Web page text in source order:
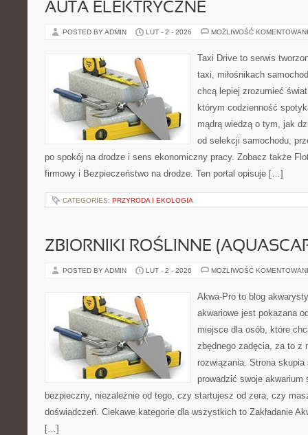
AUTA ELEKTRYCZNE
POSTED BY ADMIN LUT - 2 - 2026 MOŻLIWOŚĆ
Taxi Drive to serwis
taxi, miłośnikach
chcą lepiej zrozumieć
którym codzienność
mądrą wiedzą o tym, jak
od selekcji samochodu,
po spokój na drodze i sens ekonomiczny pracy. Zobacz także
firmowy i Bezpieczeństwo na drodze. Ten portal opisuje […]
CATEGORIES: PRZYRODA I EKOLOGIA
ZBIORNIKI ROŚLINNE
POSTED BY ADMIN LUT - 2 - 2026 MOŻLIWOŚĆ
Akwa-Pro to blog
akwariowe jest pokazana
miejsce dla osób, które
zbędnego zadęcia, za to z
rozwiązania. Strona
prowadzić swoje akwarium
bezpieczny, niezależnie od tego, czy startujesz od zera, czy
doświadczeń. Ciekawe kategorie dla wszystkich to Zakładanie
[…]